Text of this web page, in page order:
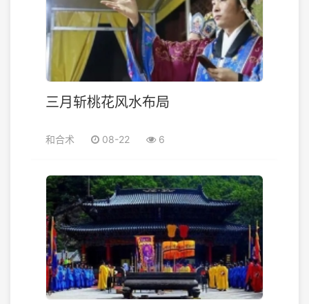
三月斩桃花风水布局
和合术 08-22 6